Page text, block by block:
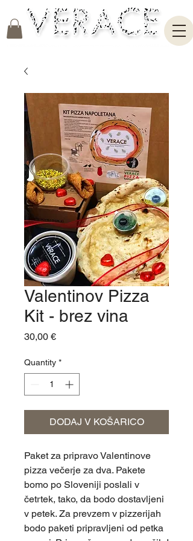
Valentinov Pizza
Kit - brez vina
30,00 €Price
Quantity *
DODAJ V KOŠARICO
Paket za pripravo Valentinove
pizza večerje za dva. Pakete
bomo po Sloveniji poslali v
četrtek, tako, da bodo dostavljeni
v petek. Za prevzem v pizzerijah
bodo paketi pripravljeni od petka